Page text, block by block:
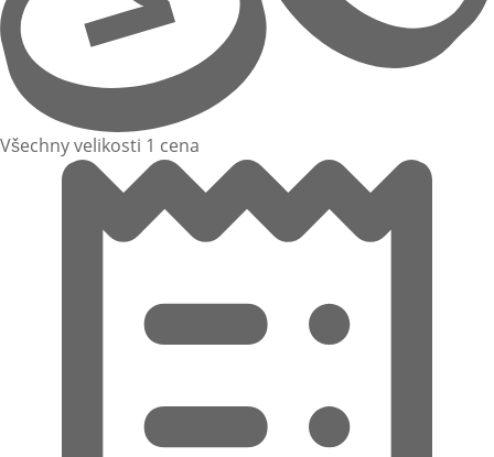
Všechny velikosti 1 cena